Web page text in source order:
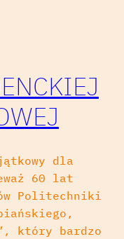
dla
60 lat
Politechniki
który bardzo